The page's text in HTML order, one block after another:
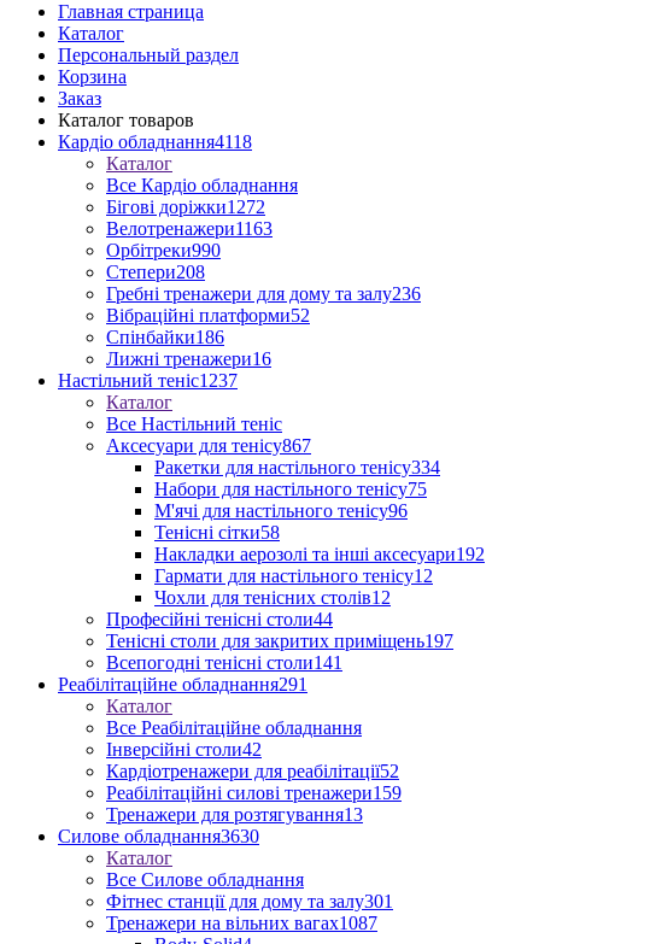
Главная страница
Каталог
Персональный раздел
Корзина
Заказ
Каталог товаров
Кардіо обладнання4118
Каталог
Все Кардіо обладнання
Бігові доріжки1272
Велотренажери1163
Орбітреки990
Степери208
Гребні тренажери для дому та залу236
Вібраційні платформи52
Спінбайки186
Лижні тренажери16
Настільний теніс1237
Каталог
Все Настільний теніс
Аксесуари для тенісу867
Ракетки для настільного тенісу334
Набори для настільного тенісу75
М'ячі для настільного тенісу96
Тенісні сітки58
Накладки аерозолі та інші аксесуари192
Гармати для настільного тенісу12
Чохли для тенісних столів12
Професійні тенісні столи44
Тенісні столи для закритих приміщень197
Всепогодні тенісні столи141
Реабілітаційне обладнання291
Каталог
Все Реабілітаційне обладнання
Інверсійні столи42
Кардіотренажери для реабілітації52
Реабілітаційні силові тренажери159
Тренажери для розтягування13
Силове обладнання3630
Каталог
Все Силове обладнання
Фітнес станції для дому та залу301
Тренажери на вільних вагах1087